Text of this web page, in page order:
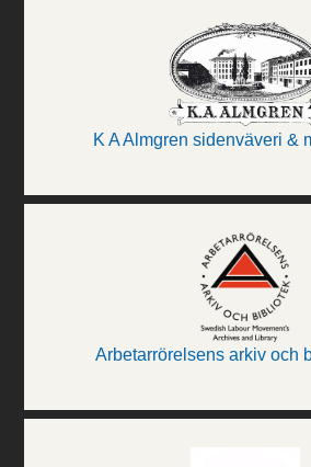
K A Almgren sidenväveri &
Arbetarrörelsens arkiv och